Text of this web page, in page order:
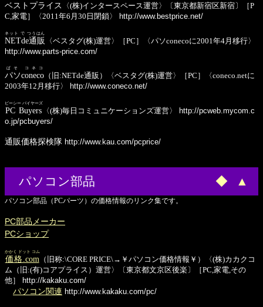
ベストプライス
〈(株)インタースペース運営〉〔東京都新宿区新宿〕［P
C,家電］〈2011年6月30日閉鎖〉
http://www.bestprice.net/
NETde通販
ネット で つうはん
〈ベスタグ(株)運営〉［PC］〈パソconecoに2001年4月移行〉
http://www.parts-price.com/
パソconeco
ぱそ コネコ
（旧:NETde通販）〈ベスタグ(株)運営〉［PC］〈coneco.netに
2003年12月移行〉
http://www.coneco.net/
PC Buyers
ピーシー バイヤーズ
〈(株)毎日コミュニケーションズ運営〉
http://pcweb.mycom.c
o.jp/pcbuyers/
通販価格探検隊 http://www.kau.com/pcprice/
パソコン部品 ◆ ▲
パソコン部品（PCパーツ）の価格情報のリンク集です。
PC部品メーカー
PCショップ
価格.com
かかく ドット コム
（旧称:\CORE PRICE\→￥パソコン価格情報￥）〈(株)カカクコ
ム（旧:(有)コアプライス）運営〉〔東京都文京区後楽〕［PC,家電,その
他］
http://kakaku.com/
パソコン関連 http://www.kakaku.com/pc/